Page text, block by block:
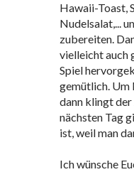
Hawaii-Toast,
Nudelsalat,...
zubereiten.
vielleicht auch
Spiel
gemütlich.
dann klingt der
nächsten Tag
ist, weil man
Ich wünsche